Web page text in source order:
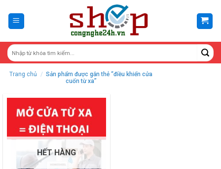
content
Trang chủ / Sản phẩm được gắn thẻ “điều khiển cửa
cuốn từ xa”
HẾT HÀNG